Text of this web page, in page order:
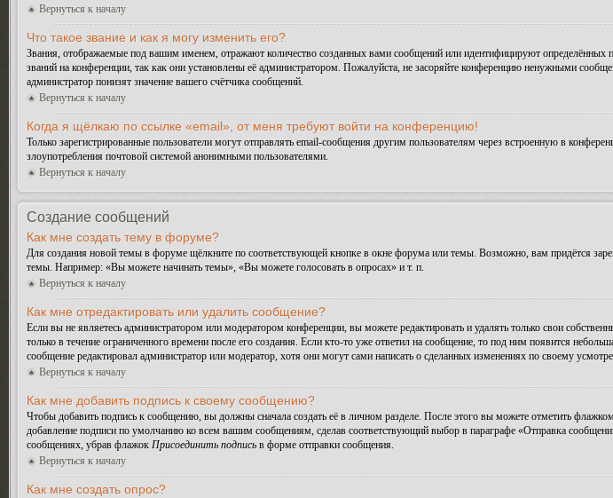
Вернуться к началу
Что такое звание и как я могу изменить его?
Звания, отображаемые под вашим именем, отражают количество созданных вами сообщений или идентифицируют
званий на конференции, так как они установлены её администратором. Пожалуйста, не засоряйте конференцию ненужными
администратор понизят значение вашего счётчика сообщений.
Вернуться к началу
Когда я щёлкаю по ссылке «email», от меня требуют войти на конференцию!
Только зарегистрированные пользователи могут отправлять email-сообщения другим пользователям через встроенную в
злоупотребления почтовой системой анонимными пользователями.
Вернуться к началу
Создание сообщений
Как мне создать тему в форуме?
Для создания новой темы в форуме щёлкните по соответствующей кнопке в окне форума или темы. Возможно, вам придётся
темы. Например: «Вы можете начинать темы», «Вы можете голосовать в опросах» и т. п.
Вернуться к началу
Как мне отредактировать или удалить сообщение?
Если вы не являетесь администратором или модератором конференции, вы можете редактировать и удалять только свои
только в течение ограниченного времени после его создания. Если кто-то уже ответил на сообщение, то под ним появится
сообщение редактировал администратор или модератор, хотя они могут сами написать о сделанных изменениях по своему
Вернуться к началу
Как мне добавить подпись к своему сообщению?
Чтобы добавить подпись к сообщению, вы должны сначала создать её в личном разделе. После этого вы можете отметить
добавление подписи по умолчанию ко всем вашим сообщениям, сделав соответствующий выбор в параграфе «Отправка
сообщениях, убрав флажок Присоединить подпись в форме отправки сообщения.
Вернуться к началу
Как мне создать опрос?